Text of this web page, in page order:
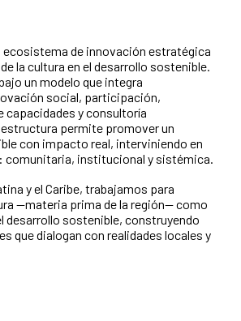
ecosistema de innovación estratégica
la cultura en el desarrollo sostenible.
un modelo que integra
social, participación,
capacidades y consultoría
permite promover un
con impacto real, interviniendo en
comunitaria, institucional y sistémica.
y el Caribe, trabajamos para
—materia prima de la región— como
desarrollo sostenible, construyendo
que dialogan con realidades locales y